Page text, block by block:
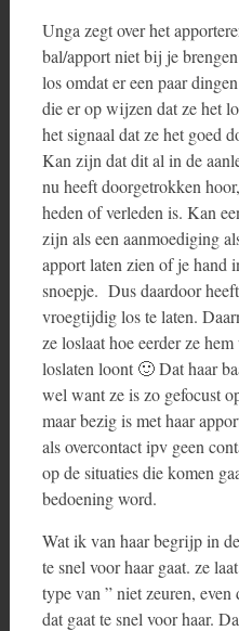
Unga zegt over het
bal/apport niet bij je
los omdat er een paar
die er op wijzen dat ze het
het signaal dat ze het goed
Kan zijn dat dit al in de
nu heeft doorgetrokken
heden of verleden is. Kan
zijn als een aanmoediging
apport laten zien of je hand
snoepje. Dus daardoor
vroegtijdig los te laten.
ze loslaat hoe eerder ze
loslaten loont 🙂 Dat haar
wel want ze is zo gefocust
maar bezig is met haar
als overcontact ipv geen
op de situaties die komen
bedoening word.
Wat ik van haar begrijp in
te snel voor haar gaat. ze
type van ” niet zeuren,
dat gaat te snel voor haar.